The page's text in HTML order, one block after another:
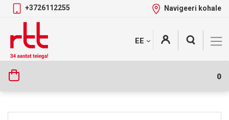
Skip
content
+3726112255 Navigeeri kohale
EE
0
Tootekategooriad +